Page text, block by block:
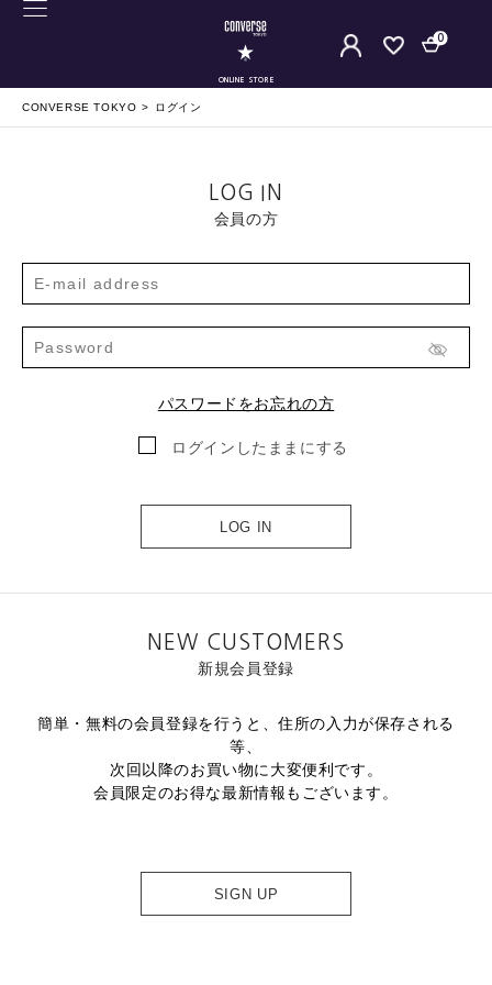
ONLINE STORE
0
CONVERSE TOKYO ログイン
LOG IN
会員の方
パスワードをお忘れの方
ログインしたままにする
LOG IN
NEW CUSTOMERS
新規会員登録
簡単・無料の会員登録を行うと、住所の入力が保存される
等、
次回以降のお買い物に大変便利です。
会員限定のお得な最新情報もございます。
SIGN UP